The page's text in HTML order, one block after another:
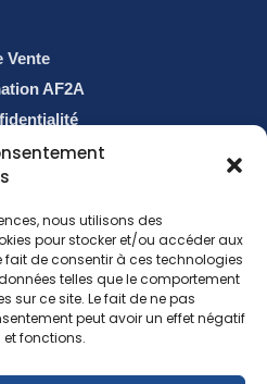
nous utilisons des
pour stocker et/ou accéder aux
de consentir à ces technologies
telles que le comportement
sur ce site. Le fait de ne pas
peut avoir un effet négatif
fonctions.
Vente
AF2A